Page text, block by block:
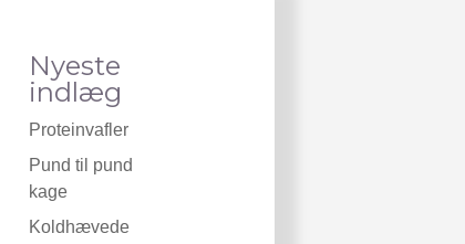
Nyeste
indlæg
Proteinvafler
Pund til pund
kage
Koldhævede